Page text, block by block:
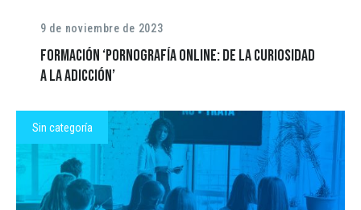
9 de noviembre de 2023
Formación ‘Pornografía online: de la curiosidad
a la adicción’
Sin categoría